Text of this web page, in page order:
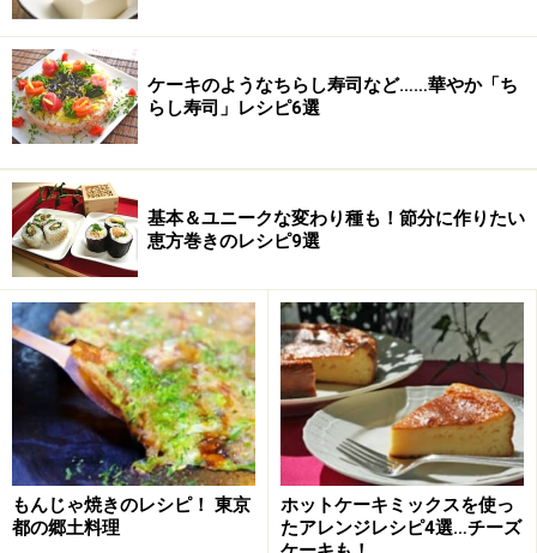
2
コーンスターチと粉砂糖を馴染ませる
ホイッパーを持ち上げても落ちないぐらいのしっかりと
したメレンゲができたら、ヘラに持ち替えコーンスター
チと残りの粉砂糖を加え馴染ませる。
ケーキのようなちらし寿司など……華やか「ち
らし寿司」レシピ6選
基本＆ユニークな変わり種も！節分に作りたい
恵方巻きのレシピ9選
もんじゃ焼きのレシピ！ 東京
都の郷土料理
ホットケーキミックスを使っ
たアレンジレシピ4選…チーズ